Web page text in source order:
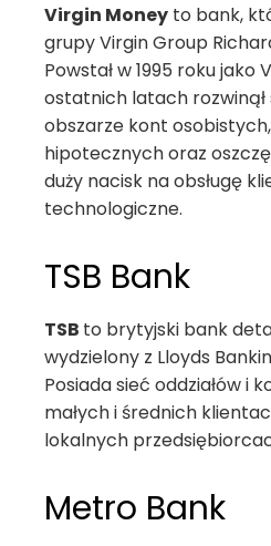
Virgin Money to bank,
grupy Virgin Group
Powstał w 1995 roku jako
ostatnich latach
obszarze kont
hipotecznych oraz
duży nacisk na obsługę
technologiczne.
TSB Bank
TSB to brytyjski bank
wydzielony z Lloyds
Posiada sieć oddziałów i
małych i średnich
lokalnych
Metro Bank